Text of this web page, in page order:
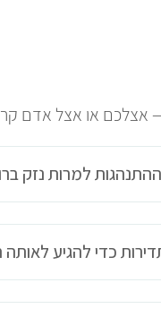
אצלכם או אצל אדם
למרות נזק
כדי להגיע